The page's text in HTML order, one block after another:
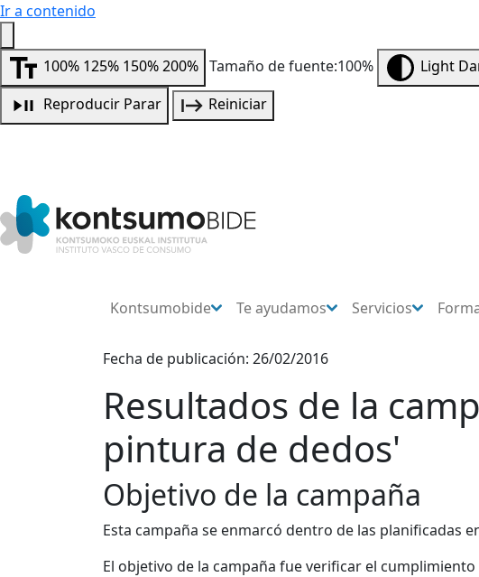
Ir a contenido
100% 125% 150%200% Tamaño de fuente:100% Light
Reproducir Parar Reiniciar
Kontsumobide Te ayudamos Servicios
Fecha de publicación: 26/02/2016
Resultados de la
pintura de dedos'
Objetivo de la campaña
Esta campaña se enmarcó dentro de las planificadas
El objetivo de la campaña fue verificar el